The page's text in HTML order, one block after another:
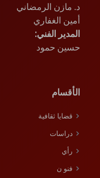
د. مازن الرمضاني
أمين الغفاري
المدير الفني:
حسين حمود
الأقسام
قضايا ثقافية
دراسات
رأي
فنو ن